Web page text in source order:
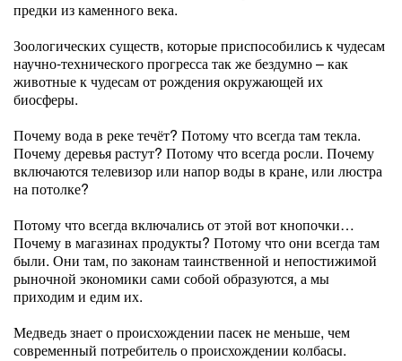
предки из каменного века.
Зоологических существ, которые приспособились к чудесам
научно-технического прогресса так же бездумно – как
животные к чудесам от рождения окружающей их
биосферы.
Почему вода в реке течёт? Потому что всегда там текла.
Почему деревья растут? Потому что всегда росли. Почему
включаются телевизор или напор воды в кране, или люстра
на потолке?
Потому что всегда включались от этой вот кнопочки…
Почему в магазинах продукты? Потому что они всегда там
были. Они там, по законам таинственной и непостижимой
рыночной экономики сами собой образуются, а мы
приходим и едим их.
Медведь знает о происхождении пасек не меньше, чем
современный потребитель о происхождении колбасы.